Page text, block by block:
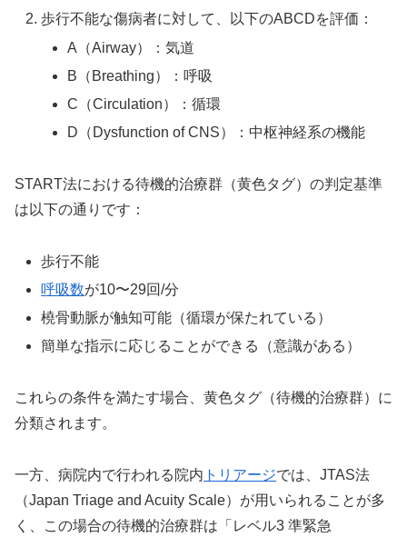
歩行不能な傷病者に対して、以下のABCDを評価：
A（Airway）：気道
B（Breathing）：呼吸
C（Circulation）：循環
D（Dysfunction of CNS）：中枢神経系の機能
START法における待機的治療群（黄色タグ）の判定基準
は以下の通りです：
歩行不能
呼吸数が10〜29回/分
橈骨動脈が触知可能（循環が保たれている）
簡単な指示に応じることができる（意識がある）
これらの条件を満たす場合、黄色タグ（待機的治療群）に
分類されます。
一方、病院内で行われる院内 トリアージでは、JTAS法
（Japan Triage and Acuity Scale）が用いられることが多
く、この場合の待機的治療群は「レベル3 準緊急